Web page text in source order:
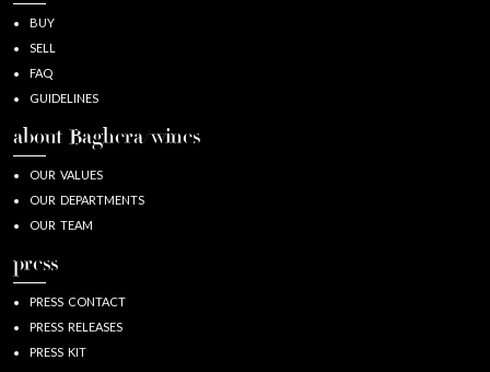
BUY
SELL
FAQ
GUIDELINES
about Baghera/wines
OUR VALUES
OUR DEPARTMENTS
OUR TEAM
press
PRESS CONTACT
PRESS RELEASES
PRESS KIT